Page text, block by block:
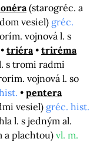
(starogréc. a
vesiel) gréc.
vojnová l. s
triéra
triréma
s tromi radmi
vojnová l. so
pentera
vesiel) gréc. hist.
l. s jedným al.
a plachtou) vl. m.